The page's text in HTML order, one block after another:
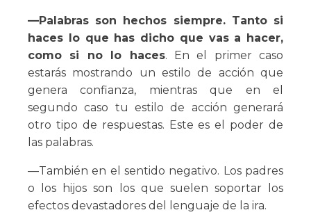
—Palabras son hechos siempre. Tanto si
haces lo que has dicho que vas a hacer,
como si no lo haces. En el primer caso
estarás mostrando un estilo de acción que
genera confianza, mientras que en el
segundo caso tu estilo de acción generará
otro tipo de respuestas. Este es el poder de
las palabras.
—También en el sentido negativo. Los padres
o los hijos son los que suelen soportar los
efectos devastadores del lenguaje de la ira.